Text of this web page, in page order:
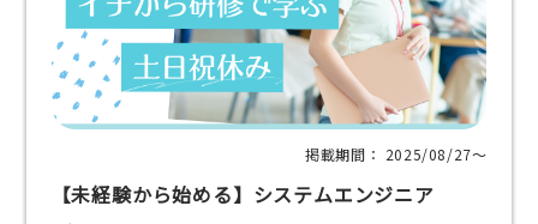
掲載期間： 2025/08/27〜
【未経験から始める】システムエンジニア